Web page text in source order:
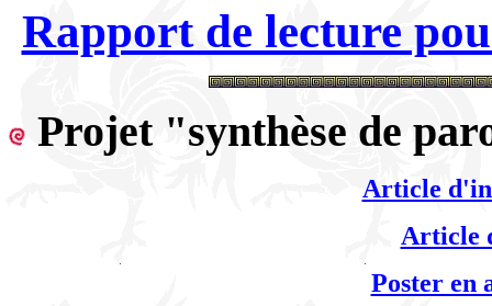
Rapport de lecture
Projet "synthèse de
Article
Article
Poster en